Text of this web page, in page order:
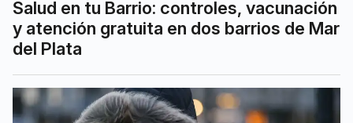
Salud en tu Barrio: controles, vacunación
y atención gratuita en dos barrios de Mar
del Plata